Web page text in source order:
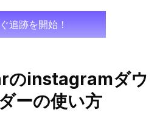
追跡を開始！
instagramダウ
ーの使い方